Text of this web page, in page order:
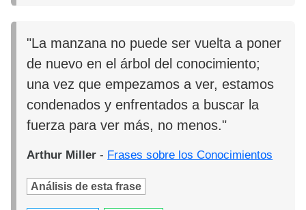
"La manzana no puede ser vuelta a poner
de nuevo en el árbol del conocimiento;
una vez que empezamos a ver, estamos
condenados y enfrentados a buscar la
fuerza para ver más, no menos."
Arthur Miller - Frases sobre los Conocimientos
Análisis de esta frase